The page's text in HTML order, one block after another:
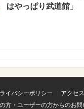
はやっぱり武道館」
イバシーポリシー アクセ
方・ユーザーの方からのお問